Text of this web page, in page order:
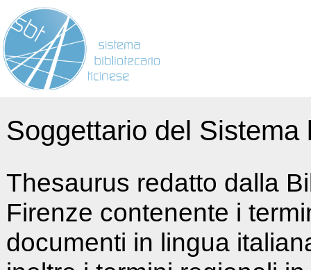
Soggettario del
Thesaurus redatto dalla
Firenze contenente i
documenti in lingua